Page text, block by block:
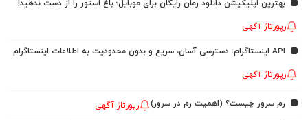
بهترین اپلیکیشن دانلود رمان رایگان برای موبایل؛ باغ استور را از دست ندهید!
رپورتاژ آگهی
API اینستاگرام؛ دسترسی آسان، سریع و بدون محدودیت به اطلاعات اینستاگرام
رپورتاژ آگهی
رم سرور چیست؟ (اهمیت رم در سرور) رپورتاژ آگهی